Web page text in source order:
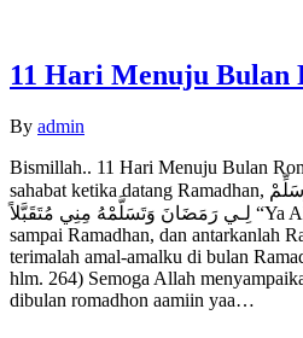
11 Hari Menuju Bulan
By admin
Bismillah.. 11 Hari Menuju Bulan
sahabat ketika datang Ramadhan, اَللَّهُمَّ سَلِّمْنـِي إِلَى رَمَضَانَ وَسَلِّمْ
لِـي رَمَضَانَ وَتَسَلَّمْهُ مِنِي مُتَقَبَّلاً “Ya Allah, antarkanlah aku hingga
sampai Ramadhan, dan antarkanlah
terimalah amal-amalku di bulan
hlm. 264) Semoga Allah
dibulan romadhon aamiin yaa…